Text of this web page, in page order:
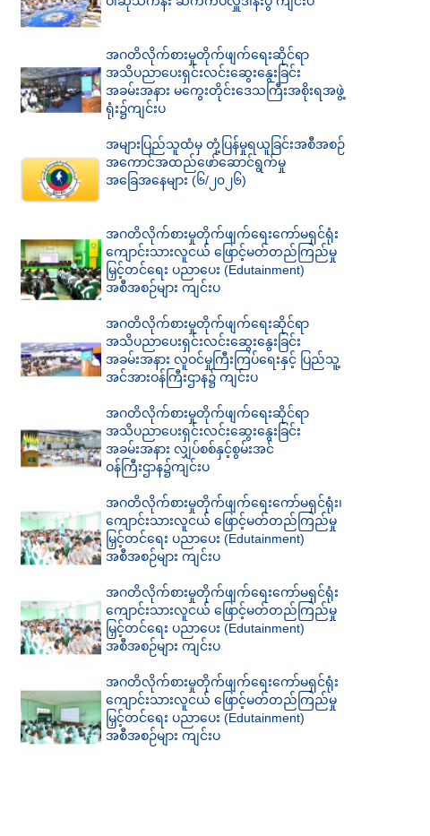
အဂတိလိုက်စားမှုတိုက်ဖျက်ရေးဆိုင်ရာ
အသိပညာပေးရှင်းလင်းဆွေးနွေးခြင်း
အခမ်းအနား မကွေးတိုင်းဒေသကြီးအစိုးရအဖွဲ့
ရုံး၌ကျင်းပ
အများပြည်သူထံမှ တုံ့ပြန်မှုရယူခြင်းအစီအစဉ်
အကောင်အထည်ဖော်ဆောင်ရွက်မှု
အခြေအနေများ (၆/၂၀၂၆)
အဂတိလိုက်စားမှုတိုက်ဖျက်ရေးကော်မရှင်ရုံး
ကျောင်းသားလူငယ် ဖြောင့်မတ်တည်ကြည်မှု
မြှင့်တင်ရေး ပညာပေး (Edutainment)
အစီအစဉ်များ ကျင်းပ
အဂတိလိုက်စားမှုတိုက်ဖျက်ရေးဆိုင်ရာ
အသိပညာပေးရှင်းလင်းဆွေးနွေးခြင်း
အခမ်းအနား လူဝင်မှုကြီးကြပ်ရေးနှင့် ပြည်သူ့
အင်အားဝန်ကြီးဌာန၌ ကျင်းပ
အဂတိလိုက်စားမှုတိုက်ဖျက်ရေးဆိုင်ရာ
အသိပညာပေးရှင်းလင်းဆွေးနွေးခြင်း
အခမ်းအနား လျှပ်စစ်နှင့်စွမ်းအင်
ဝန်ကြီးဌာန၌ကျင်းပ
အဂတိလိုက်စားမှုတိုက်ဖျက်ရေးကော်မရှင်ရုံး၊
ကျောင်းသားလူငယ် ဖြောင့်မတ်တည်ကြည်မှု
မြှင့်တင်ရေး ပညာပေး (Edutainment)
အစီအစဉ်များ ကျင်းပ
အဂတိလိုက်စားမှုတိုက်ဖျက်ရေးကော်မရှင်ရုံး
ကျောင်းသားလူငယ် ဖြောင့်မတ်တည်ကြည်မှု
မြှင့်တင်ရေး ပညာပေး (Edutainment)
အစီအစဉ်များ ကျင်းပ
အဂတိလိုက်စားမှုတိုက်ဖျက်ရေးကော်မရှင်ရုံး
ကျောင်းသားလူငယ် ဖြောင့်မတ်တည်ကြည်မှု
မြှင့်တင်ရေး ပညာပေး (Edutainment)
အစီအစဉ်များ ကျင်းပ